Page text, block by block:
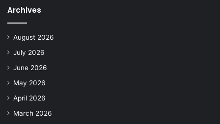
Archives
August 2026
July 2026
June 2026
May 2026
April 2026
March 2026